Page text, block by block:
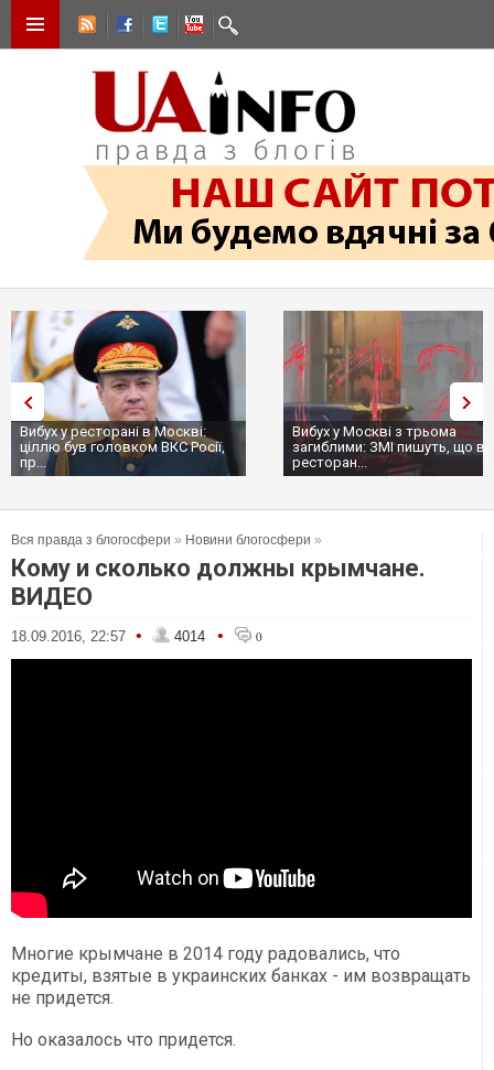
Вибух у ресторані в Москві:
ціллю був головком ВКС Росії,
пр...
Вибух у Москві з трьома
загиблими: ЗМІ пишуть, що в
ресторан...
Вся правда з блогосфери » Новини блогосфери »
Кому и сколько должны крымчане.
ВИДЕО
18.09.2016, 22:57 • 4014 • 0
Многие крымчане в 2014 году радовались, что
кредиты, взятые в украинских банках - им возвращать
не придется.
Но оказалось что придется.